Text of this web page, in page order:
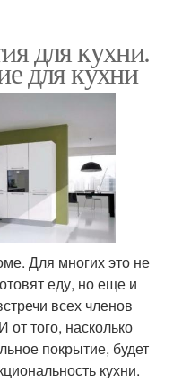
для кухни.
для кухни
Для многих это не
еду, но еще и
всех членов
от того, насколько
покрытие, будет
кухни.